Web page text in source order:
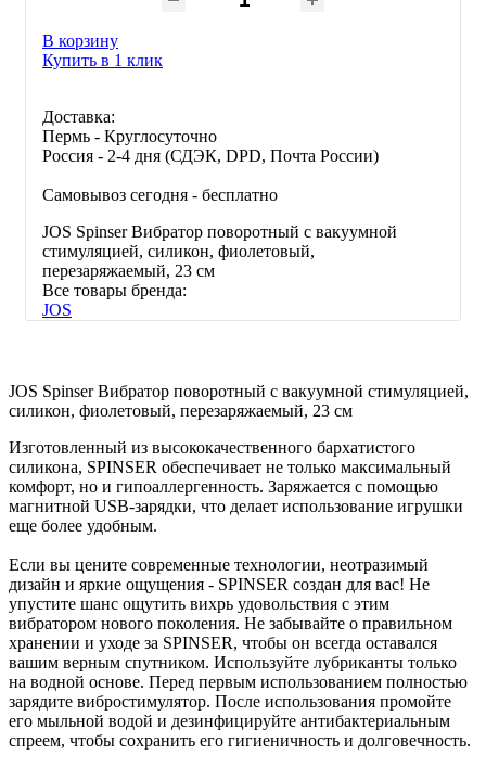
В корзину
Купить в 1 клик
Доставка:
Пермь - Круглосуточно
Россия - 2-4 дня (СДЭК, DPD, Почта России)
Самовывоз сегодня - бесплатно
JOS Spinser Вибратор поворотный c вакуумной
стимуляцией, силикон, фиолетовый,
перезаряжаемый, 23 см
Все товары бренда:
JOS
JOS Spinser Вибратор поворотный c вакуумной стимуляцией,
силикон, фиолетовый, перезаряжаемый, 23 см
Изготовленный из высококачественного бархатистого
силикона, SPINSER обеспечивает не только максимальный
комфорт, но и гипоаллергенность. Заряжается с помощью
магнитной USB-зарядки, что делает использование игрушки
еще более удобным.
Если вы цените современные технологии, неотразимый
дизайн и яркие ощущения - SPINSER создан для вас! Не
упустите шанс ощутить вихрь удовольствия с этим
вибратором нового поколения. Не забывайте о правильном
хранении и уходе за SPINSER, чтобы он всегда оставался
вашим верным спутником. Используйте лубриканты только
на водной основе. Перед первым использованием полностью
зарядите вибростимулятор. После использования промойте
его мыльной водой и дезинфицируйте антибактериальным
спреем, чтобы сохранить его гигиеничность и долговечность.